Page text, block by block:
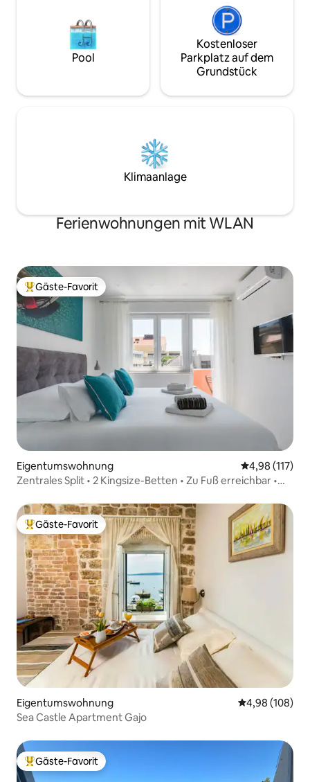
Pool
Kostenloser
Parkplatz auf dem
Grundstück
Klimaanlage
Ferienwohnungen mit WLAN
Beliebter Gäste-Favorit.
Gäste-Favorit
Eigentumswohnung
4,98 (117)
Zentrales Split • 2 Kingsize-Betten • Zu Fuß erreichbar •
Beliebter Gäste-Favorit.
Gäste-Favorit
Eigentumswohnung
4,98 (108)
Sea Castle Apartment Gajo
Beliebter Gäste-Favorit.
Gäste-Favorit